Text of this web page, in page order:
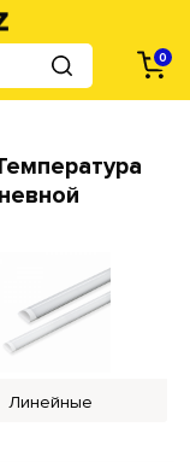
0
Линейные